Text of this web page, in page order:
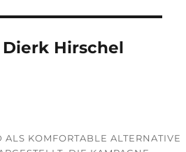
Dierk Hirschel
KOMFORTABLE ALTERNATIVE